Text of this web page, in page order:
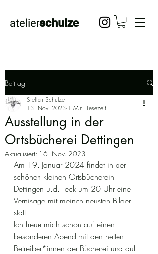
atelierschulze
Beitrag
Ausstellung in der
Ortsbücherei Dettingen
Steffen Schulze
13. Nov. 2023 1 Min. Lesezeit
Aktualisiert: 16. Nov. 2023
Am 19. Januar 2024 findet in der
schönen kleinen Ortsbücherein
Dettingen u.d. Teck um 20 Uhr eine
Vernisage mit meinen neusten Bilder
statt.
Ich freue mich schon auf einen
besonderen Abend mit den netten
Betreiber*innen der Bücherei und auf